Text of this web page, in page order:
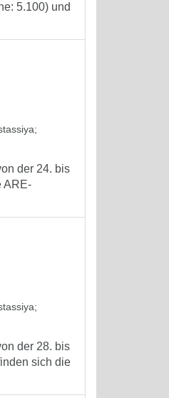
5.100) und
;
der 24. bis
ARE-
;
der 28. bis
sich die